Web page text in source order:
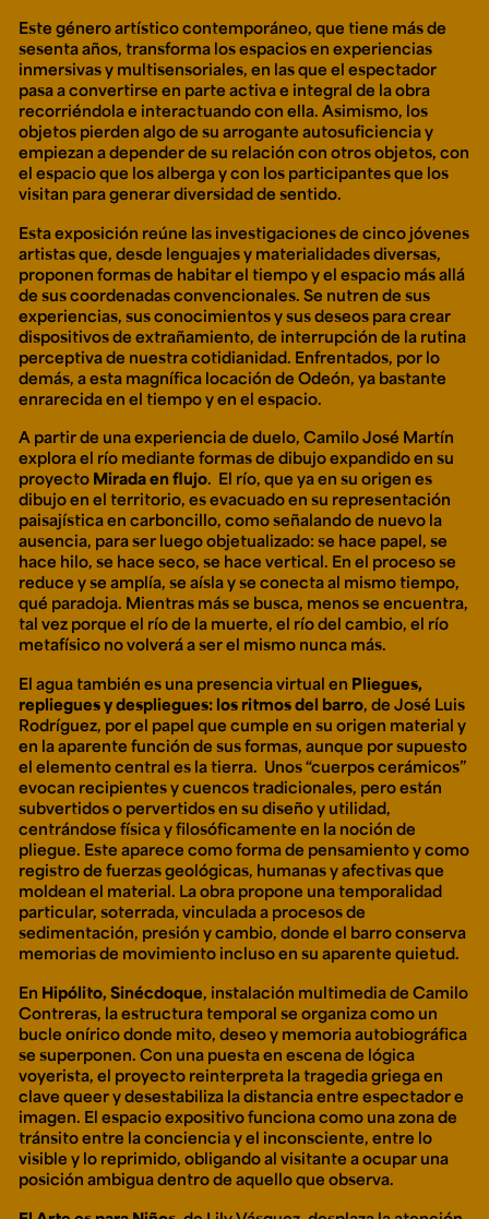
Acreditación institucional de alta calidad, 10 años:
Resolución 000194 del 16 de enero del 2025.
Este género artístico contemporáneo, que tiene más de
sesenta años, transforma los espacios en experiencias
inmersivas y multisensoriales, en las que el espectador
pasa a convertirse en parte activa e integral de la obra
recorriéndola e interactuando con ella. Asimismo, los
objetos pierden algo de su arrogante autosuficiencia y
empiezan a depender de su relación con otros objetos, con
el espacio que los alberga y con los participantes que los
visitan para generar diversidad de sentido.
Esta exposición reúne las investigaciones de cinco jóvenes
artistas que, desde lenguajes y materialidades diversas,
proponen formas de habitar el tiempo y el espacio más allá
de sus coordenadas convencionales. Se nutren de sus
experiencias, sus conocimientos y sus deseos para crear
dispositivos de extrañamiento, de interrupción de la rutina
perceptiva de nuestra cotidianidad. Enfrentados, por lo
demás, a esta magnífica locación de Odeón, ya bastante
enrarecida en el tiempo y en el espacio.
A partir de una experiencia de duelo, Camilo José Martín
explora el río mediante formas de dibujo expandido en su
proyecto Mirada en flujo. El río, que ya en su origen es
dibujo en el territorio, es evacuado en su representación
paisajística en carboncillo, como señalando de nuevo la
ausencia, para ser luego objetualizado: se hace papel, se
hace hilo, se hace seco, se hace vertical. En el proceso se
reduce y se amplía, se aísla y se conecta al mismo tiempo,
qué paradoja. Mientras más se busca, menos se encuentra,
tal vez porque el río de la muerte, el río del cambio, el río
metafísico no volverá a ser el mismo nunca más.
El agua también es una presencia virtual en Pliegues,
repliegues y despliegues: los ritmos del barro, de José Luis
Rodríguez, por el papel que cumple en su origen material y
en la aparente función de sus formas, aunque por supuesto
el elemento central es la tierra. Unos “cuerpos cerámicos”
evocan recipientes y cuencos tradicionales, pero están
subvertidos o pervertidos en su diseño y utilidad,
centrándose física y filosóficamente en la noción de
pliegue. Este aparece como forma de pensamiento y como
registro de fuerzas geológicas, humanas y afectivas que
moldean el material. La obra propone una temporalidad
particular, soterrada, vinculada a procesos de
sedimentación, presión y cambio, donde el barro conserva
memorias de movimiento incluso en su aparente quietud.
En Hipólito, Sinécdoque, instalación multimedia de Camilo
Contreras, la estructura temporal se organiza como un
bucle onírico donde mito, deseo y memoria autobiográfica
se superponen. Con una puesta en escena de lógica
voyerista, el proyecto reinterpreta la tragedia griega en
clave queer y desestabiliza la distancia entre espectador e
imagen. El espacio expositivo funciona como una zona de
tránsito entre la conciencia y el inconsciente, entre lo
visible y lo reprimido, obligando al visitante a ocupar una
posición ambigua dentro de aquello que observa.